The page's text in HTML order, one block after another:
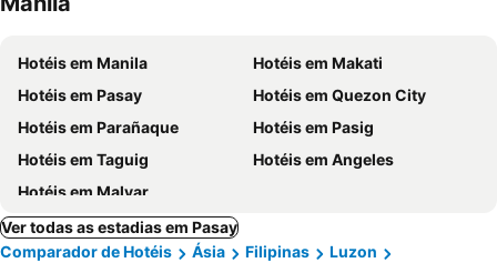
Hotéis em Manila
Hotéis em Makati
Hotéis em Pasay
Hotéis em Quezon City
Hotéis em Parañaque
Hotéis em Pasig
Hotéis em Taguig
Hotéis em Angeles
Hotéis em Malvar
Ver todas as estadias em Pasay
Comparador de Hotéis
Ásia Filipinas
Luzon